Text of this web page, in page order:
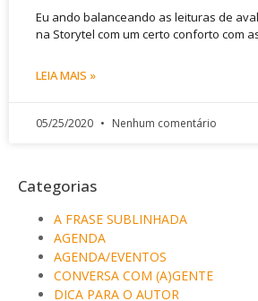
Eu ando balanceando as leituras de
na Storytel com um certo conforto com
LEIA MAIS »
05/25/2020 Nenhum comentário
Categorias
A FRASE SUBLINHADA
AGENDA
AGENDA/EVENTOS
CONVERSA COM (A)GENTE
DICA PARA O AUTOR